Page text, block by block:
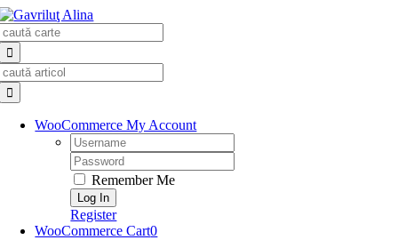
Skip
to
content
WooCommerce My Account
Username:
Password:
Remember Me
Register
WooCommerce Cart0